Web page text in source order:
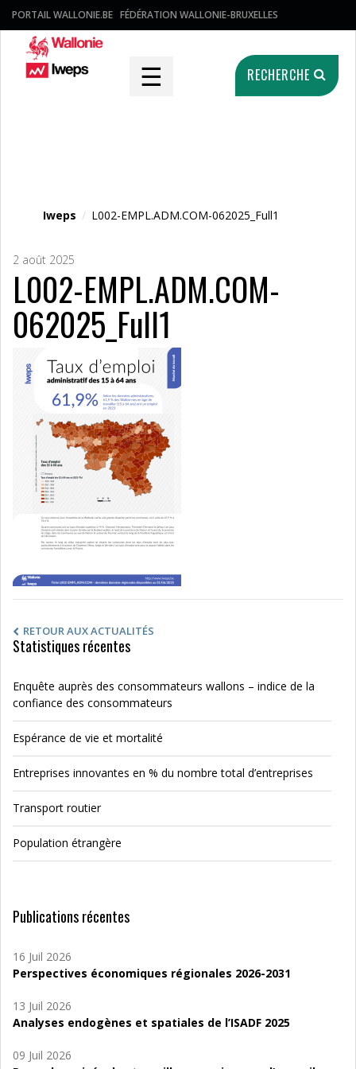
PORTAIL WALLONIE.BE FÉDÉRATION WALLONIE-BRUXELLES
☰ RECHERCHE
Iweps / L002-EMPL.ADM.COM-062025_Full1
2 août 2025
L002-EMPL.ADM.COM-
062025_Full1
RETOUR AUX ACTUALITÉS
Statistiques récentes
Enquête auprès des consommateurs wallons – indice de la
confiance des consommateurs
Espérance de vie et mortalité
Entreprises innovantes en % du nombre total d’entreprises
Transport routier
Population étrangère
Publications récentes
16 Juil 2026
Perspectives économiques régionales 2026-2031
13 Juil 2026
Analyses endogènes et spatiales de l’ISADF 2025
09 Juil 2026